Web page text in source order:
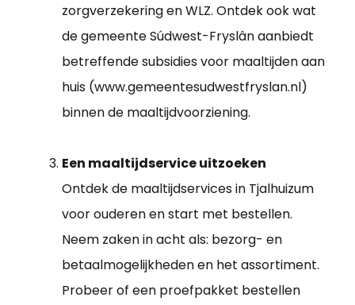
zorgverzekering en WLZ. Ontdek ook wat
de gemeente Súdwest-Fryslân aanbiedt
betreffende subsidies voor maaltijden aan
huis (www.gemeentesudwestfryslan.nl)
binnen de maaltijdvoorziening.
Een maaltijdservice uitzoeken
Ontdek de maaltijdservices in Tjalhuizum
voor ouderen en start met bestellen.
Neem zaken in acht als: bezorg- en
betaalmogelijkheden en het assortiment.
Probeer of een proefpakket bestellen